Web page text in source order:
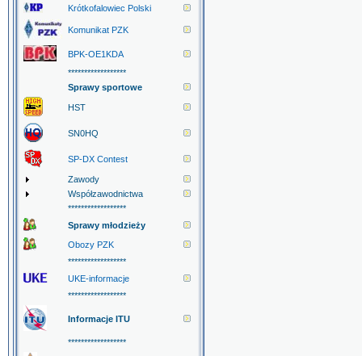
Krótkofalowiec Polski
Komunikat PZK
BPK-OE1KDA
******************
Sprawy sportowe
HST
SN0HQ
SP-DX Contest
Zawody
Współzawodnictwa
******************
Sprawy młodzieży
Obozy PZK
******************
UKE-informacje
******************
Informacje ITU
******************